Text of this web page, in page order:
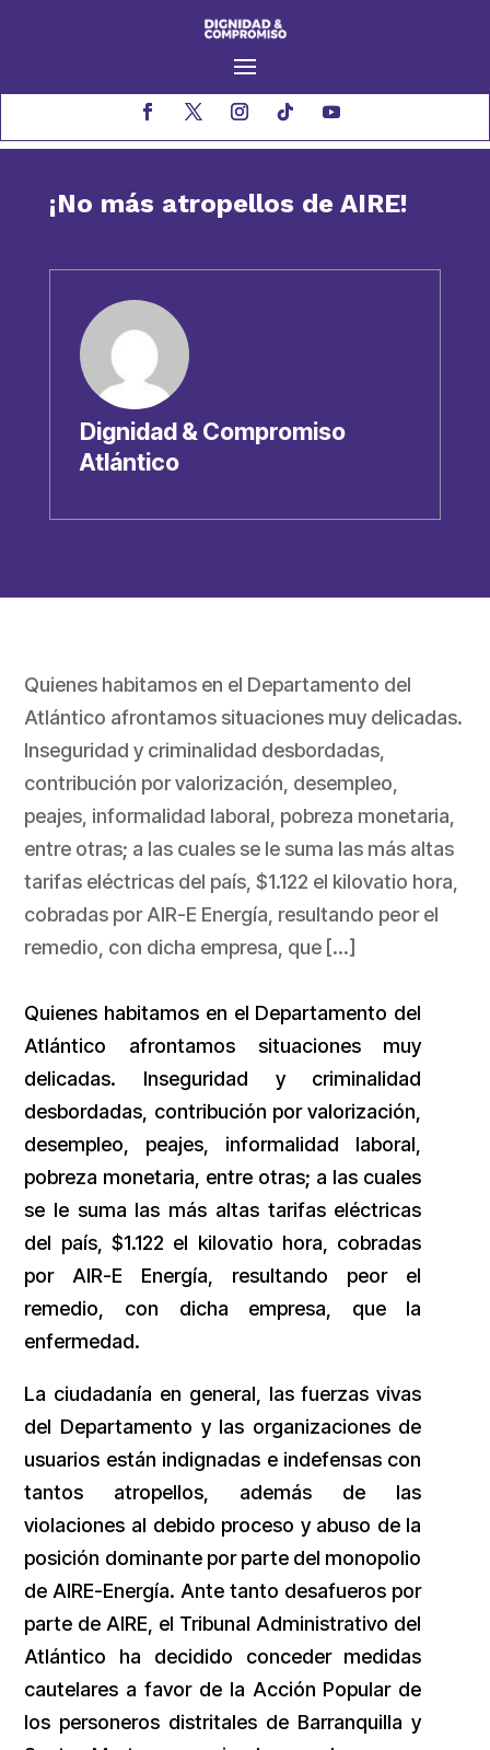
¡No más atropellos de AIRE!
Dignidad & Compromiso
Atlántico
Quienes habitamos en el Departamento del
Atlántico afrontamos situaciones muy delicadas.
Inseguridad y criminalidad desbordadas,
contribución por valorización, desempleo,
peajes, informalidad laboral, pobreza monetaria,
entre otras; a las cuales se le suma las más altas
tarifas eléctricas del país, $1.122 el kilovatio hora,
cobradas por AIR-E Energía, resultando peor el
remedio, con dicha empresa, que […]
Quienes habitamos en el Departamento del
Atlántico afrontamos situaciones muy
delicadas. Inseguridad y criminalidad
desbordadas, contribución por valorización,
desempleo, peajes, informalidad laboral,
pobreza monetaria, entre otras; a las cuales
se le suma las más altas tarifas eléctricas
del país, $1.122 el kilovatio hora, cobradas
por AIR-E Energía, resultando peor el
remedio, con dicha empresa, que la
enfermedad.
La ciudadanía en general, las fuerzas vivas
del Departamento y las organizaciones de
usuarios están indignadas e indefensas con
tantos atropellos, además de las
violaciones al debido proceso y abuso de la
posición dominante por parte del monopolio
de AIRE-Energía. Ante tanto desafueros por
parte de AIRE, el Tribunal Administrativo del
Atlántico ha decidido conceder medidas
cautelares a favor de la Acción Popular de
los personeros distritales de Barranquilla y